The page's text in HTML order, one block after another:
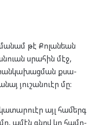
թէ Քո­լան­եան
սրա­հին մէջ,
քսա­
յու­շան­ուէր մը:
կա­տար­ուէր այլ հա­մերգ
ամէն գնով կը հա­մո­